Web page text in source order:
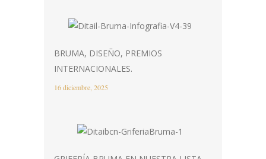
BRUMA, DISEÑO, PREMIOS
INTERNACIONALES.
16 diciembre, 2025